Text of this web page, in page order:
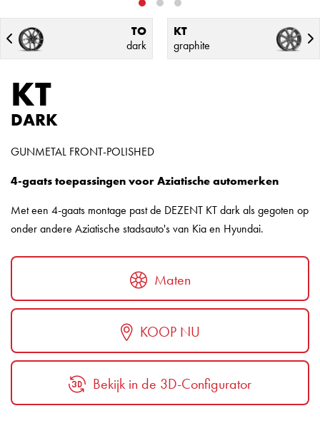
TO
dark
KT
graphite
KT
DARK
GUNMETAL FRONT-POLISHED
4-gaats toepassingen voor Aziatische automerken
Met een 4-gaats montage past de DEZENT KT dark als gegoten op
onder andere Aziatische stadsauto's van Kia en Hyundai.
Maten
KOOP NU
Bekijk in de 3D-Configurator